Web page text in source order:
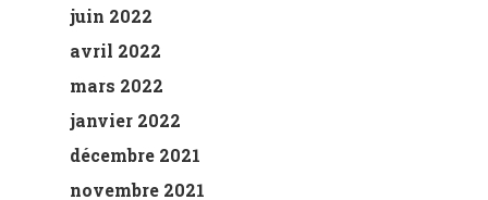
juin 2022
avril 2022
mars 2022
janvier 2022
décembre 2021
novembre 2021